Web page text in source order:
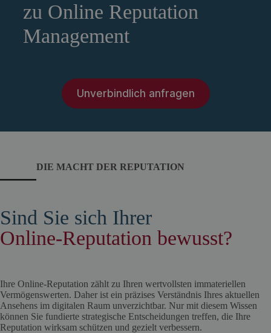
zu Online Reputation
Management
Unverbindlich anfragen
DIE MACHT DER REPUTATION
Sind Sie sich Ihrer
Online-Reputation bewusst?
Ihre Online-Reputation zählt zu Ihren wertvollsten immateriellen
Vermögenswerten. Daher ist ein präzises Verständnis Ihres aktuellen
Ansehens im digitalen Raum unverzichtbar. Nur mit diesem Wissen
können Sie fundierte strategische Entscheidungen treffen, die Ihre
Reputation wirksam schützen und gezielt verbessern.